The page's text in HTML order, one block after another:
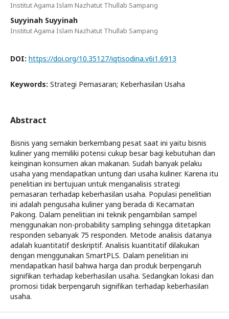
Institut Agama Islam Nazhatut Thullab Sampang
Suyyinah Suyyinah
Institut Agama Islam Nazhatut Thullab Sampang
DOI: https://doi.org/10.35127/iqtisodina.v6i1.6913
Keywords: Strategi Pemasaran; Keberhasilan Usaha
Abstract
Bisnis yang semakin berkembang pesat saat ini yaitu bisnis
kuliner yang memiliki potensi cukup besar bagi kebutuhan dan
keinginan konsumen akan makanan. Sudah banyak pelaku
usaha yang mendapatkan untung dari usaha kuliner. Karena itu
penelitian ini bertujuan untuk menganalisis strategi
pemasaran terhadap keberhasilan usaha. Populasi penelitian
ini adalah pengusaha kuliner yang berada di Kecamatan
Pakong. Dalam penelitian ini teknik pengambilan sampel
menggunakan non-probability sampling sehingga ditetapkan
responden sebanyak 75 responden. Metode analisis datanya
adalah kuantitatif deskriptif. Analisis kuantitatif dilakukan
dengan menggunakan SmartPLS. Dalam penelitian ini
mendapatkan hasil bahwa harga dan produk berpengaruh
signifikan terhadap keberhasilan usaha. Sedangkan lokasi dan
promosi tidak berpengaruh signifikan terhadap keberhasilan
usaha.